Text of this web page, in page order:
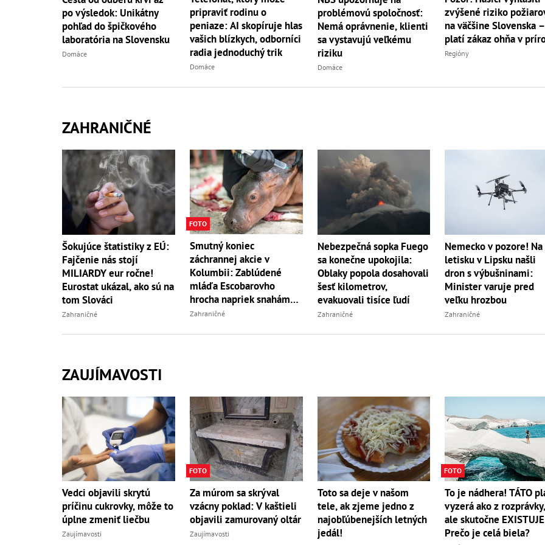
po výsledok: Unikátny
pohľad do špičkového
laboratória na Slovensku
Domáce
pripraviť rodinu o
peniaze: AI skopíruje hlas
vašich blízkych, odborníci
radia jednoduchý trik
Domáce
problémovú spoločnosť:
Nemá oprávnenie, klienti
sa vystavujú veľkému
riziku
Domáce
zvýšené riziko
na väčšine Slovenska –
platí zákaz ohňa v
Regióny
ZAHRANIČNÉ
Šokujúce štatistiky z EÚ:
Fajčenie nás stojí
MILIARDY eur ročne!
Eurostat ukázal, ako sú na
tom Slováci
Zahraničné
FOTO
Smutný koniec
záchrannej akcie v
Kolumbii: Zablúdené
mláďa Escobarovho
hrocha napriek snahám
úradov uhynulo
Zahraničné
Nebezpečná sopka Fuego
sa konečne upokojila:
Oblaky popola dosahovali
šesť kilometrov,
evakuovali tisíce ľudí
Zahraničné
Nemecko v pozore! Na
letisku v Lipsku našli
dron s výbušninami:
Minister varuje pred
veľku hrozbou
Zahraničné
ZAUJÍMAVOSTI
Vedci objavili skrytú
príčinu cukrovky, môže to
úplne zmeniť liečbu
Zaujímavosti
FOTO
Za múrom sa skrýval
vzácny poklad: V kaštieli
objavili zamurovaný oltár
Zaujímavosti
Toto sa deje v našom
tele, ak zjeme jedno z
najobľúbenejších letných
jedál!
FOTO
To je nádhera! TÁTO
vyzerá ako z rozprávky,
ale skutočne
Prečo je celá biela?